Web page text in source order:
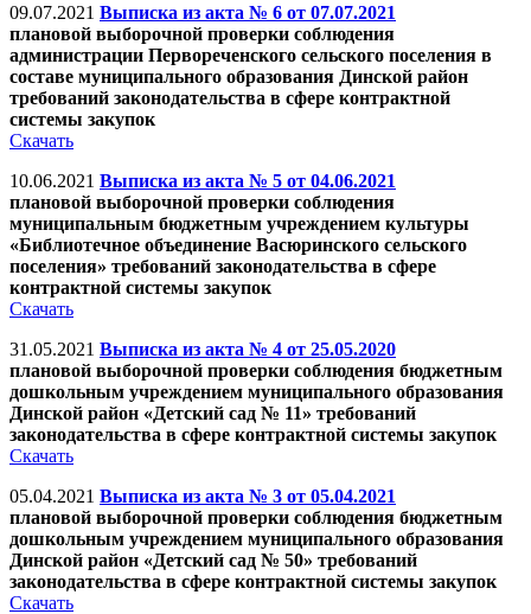
09.07.2021 Выписка из акта № 6 от 07.07.2021
плановой выборочной проверки соблюдения
администрации Первореченского сельского поселения в
составе муниципального образования Динской район
требований законодательства в сфере контрактной
системы закупок
Скачать
10.06.2021 Выписка из акта № 5 от 04.06.2021
плановой выборочной проверки соблюдения
муниципальным бюджетным учреждением культуры
«Библиотечное объединение Васюринского сельского
поселения» требований законодательства в сфере
контрактной системы закупок
Скачать
31.05.2021 Выписка из акта № 4 от 25.05.2020
плановой выборочной проверки соблюдения бюджетным
дошкольным учреждением муниципального образования
Динской район «Детский сад № 11» требований
законодательства в сфере контрактной системы закупок
Скачать
05.04.2021 Выписка из акта № 3 от 05.04.2021
плановой выборочной проверки соблюдения бюджетным
дошкольным учреждением муниципального образования
Динской район «Детский сад № 50» требований
законодательства в сфере контрактной системы закупок
Скачать